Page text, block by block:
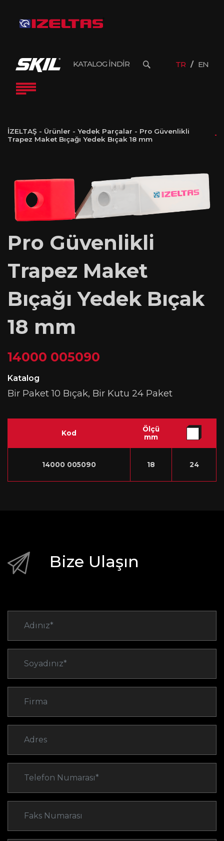
KATALOG İNDİR TR EN
İZELTAŞ - Ürünler - Yedek Parçalar - Pro Güvenlikli
Trapez Maket Bıçağı Yedek Bıçak 18 mm
Pro Güvenlikli
Trapez Maket
Bıçağı Yedek Bıçak
18 mm
14000 005090
Katalog
Bir Paket 10 Bıçak, Bir Kutu 24 Paket
Kod
Ölçü
mm
14000 005090 18 24
Bize Ulaşın